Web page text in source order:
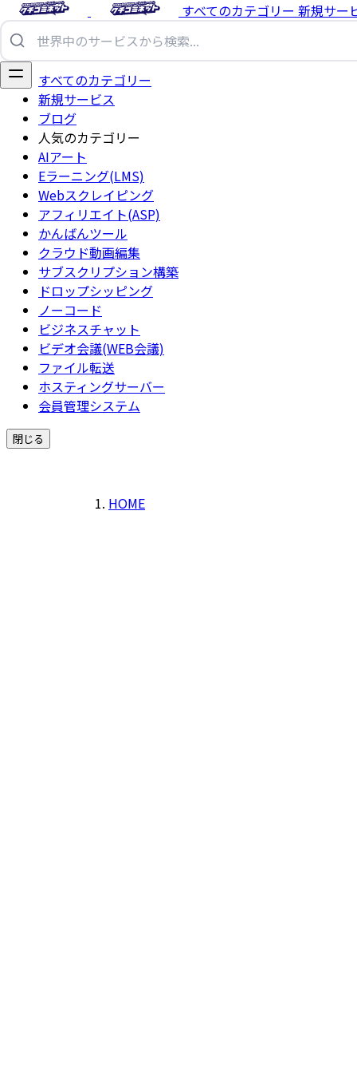
すべてのカテゴリー 新規サー
すべてのカテゴリー
新規サービス
ブログ
人気のカテゴリー
AIアート
Eラーニング(LMS)
Webスクレイピング
アフィリエイト(ASP)
かんばんツール
クラウド動画編集
サブスクリプション構築
ドロップシッピング
ノーコード
ビジネスチャット
ビデオ会議(WEB会議)
ファイル転送
ホスティングサーバー
会員管理システム
閉じる
HOME